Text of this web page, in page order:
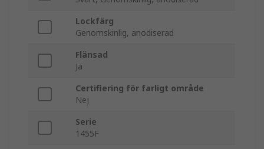
Lockfärg
Genomskinlig, anodiserad
Flänsad
Ja
Certifiering för farligt område
Nej
Serie
1455F